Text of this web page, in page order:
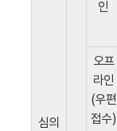
심의
인
오프
라인
(우편
접수)